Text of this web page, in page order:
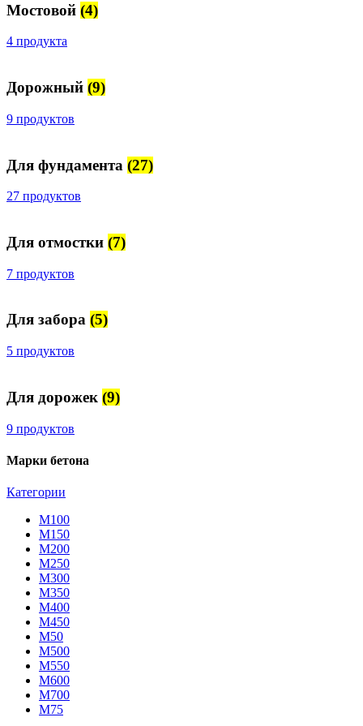
Мостовой (4)
4 продукта
Дорожный (9)
9 продуктов
Для фундамента (27)
27 продуктов
Для отмостки (7)
7 продуктов
Для забора (5)
5 продуктов
Для дорожек (9)
9 продуктов
Марки бетона
Категории
М100
М150
М200
М250
М300
М350
М400
М450
М50
М500
М550
М600
М700
М75